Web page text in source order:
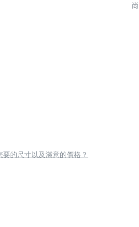
要的尺寸以及滿意的價格？